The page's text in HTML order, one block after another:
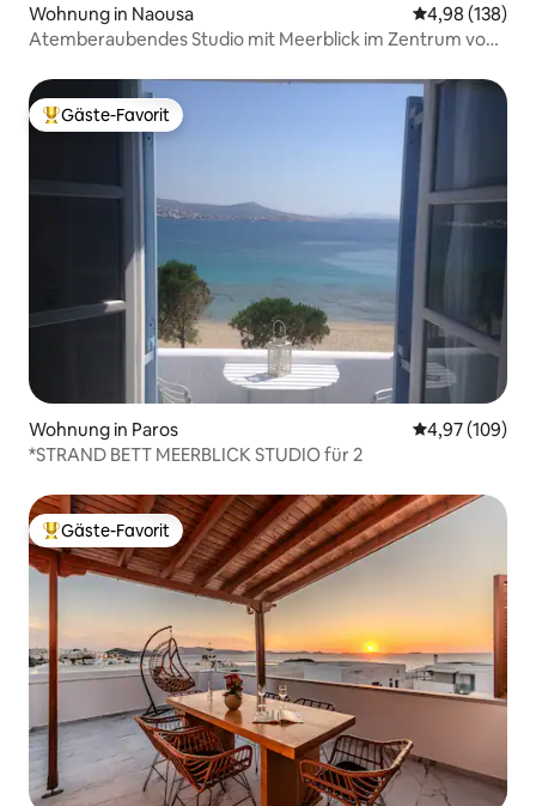
Wohnung in Naousa
4,98 (138)
Atemberaubendes Studio mit Meerblick im Zentrum von
Beliebter Gäste-Favorit.
Gäste-Favorit
Wohnung in Paros
4,97 (109)
*STRAND BETT MEERBLICK STUDIO für 2
Beliebter Gäste-Favorit.
Gäste-Favorit